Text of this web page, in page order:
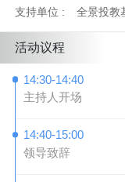
支持单位 :
全景投教
活动议程
14:30-14:40
主持人开场
14:40-15:00
领导致辞